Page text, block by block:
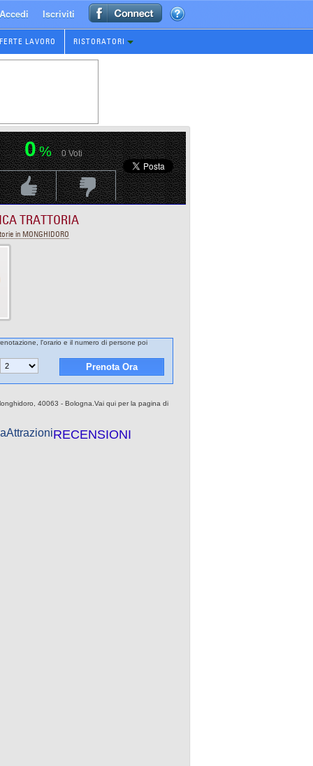
Accedi Iscriviti
LAVORO RISTORATORI
0% 0Voti
Voti PositivoVoti Negativo
TRATTORIA
in MONGHIDORO
l'orario e il numero di persone poi
40063 - Bologna.Vai qui per la pagina di
AttrazioniRECENSIONI